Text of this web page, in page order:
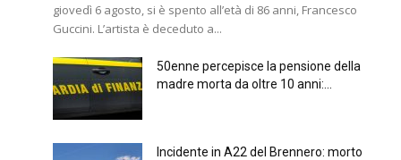
giovedì 6 agosto, si è spento all’età di 86 anni, Francesco
Guccini. L’artista è deceduto a...
50enne percepisce la pensione della
madre morta da oltre 10 anni:...
Incidente in A22 del Brennero: morto